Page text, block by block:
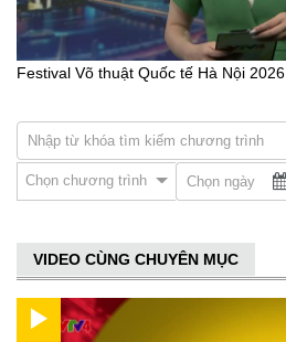
Festival Võ thuật Quốc tế Hà Nội 2026
Chọn chương trình
VIDEO CÙNG CHUYÊN MỤC